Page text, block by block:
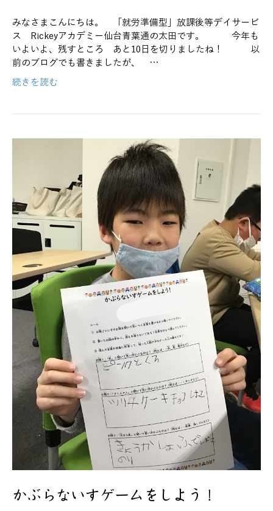
みなさまこんにちは。 「就労準備型」放課後等デイサービ
ス Rickeyアカデミー仙台青葉通の太田です。 今年も
いよいよ、残すところ あと10日を切りましたね！ 以
前のブログでも書きましたが、 …
続きを読む
かぶらないすゲームをしよう！